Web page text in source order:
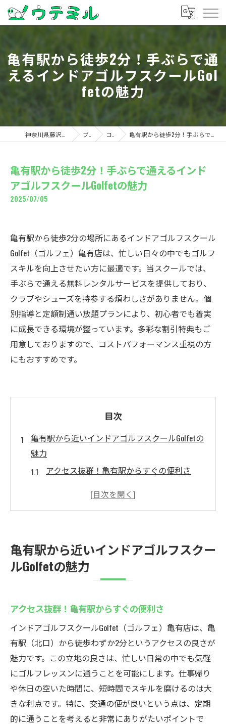
亀有駅から徒歩2分！手ぶらで通
えるインドアゴルフスクールGol
fetの魅力
ブログ コラム 亀有駅から徒歩2分！手ぶらで通えるインドアゴルフスクールGolfetの魅力
亀有駅から徒歩2分！手ぶらで通えるインド
アゴルフスクールGolfetの魅力
2025/07/05
亀有駅から徒歩2分の場所にあるインドアゴルフスクール
Golfet（ゴルフェ）亀有店は、忙しい日々の中でもゴルフ
スキルを向上させたい方に最適です。当スクールでは、
手ぶらで通える無料レンタルサービスを提供しており、
クラブやシューズを持参する煩わしさがありません。個
別指導と定額制通い放題プランにより、初心者でも着実
に成長できる環境が整っています。多彩な割引特典もご
用意しておりますので、コストパフォーマンス重視の方
にもおすすめです。
目次
亀有駅から近いインドアゴルフスクールGolfetの
魅力
アクセス抜群！亀有駅からすぐの便利さ
手ぶらでOK！無料レンタルサービスの魅力
多彩な割引特典でお得にゴルフレッスン
駅近で天候に左右されない快適な環境
Golfet
手軽に始める！クラブとシューズ無料レン
タル
ゴルフ初心者も安心の個別指導でスキルア
ップ
通いやすさ抜群！亀有駅から徒歩2分の立地
充実の定額制プランで自由に練習
多様な割引特典で通いやすさをサポート
亀有駅から近いインドアゴルフスクー
ルGolfetの魅力
アクセス抜群！亀有駅からすぐの便利さ
インドアゴルフスクールGolfet（ゴルフェ）亀有店は、亀
有駅（北口）から徒歩わずか2分というアクセスの良さが
魅力です。この立地の良さは、忙しい日常の中でも気軽
にゴルフレッスンに通うことを可能にします。仕事帰り
や休日の空いた時間に、短時間でスキルを磨けるのは大
きな利点です。特に、交通の便が良いという点は、定期
的に通うことを考えると非常にありがたいポイントで